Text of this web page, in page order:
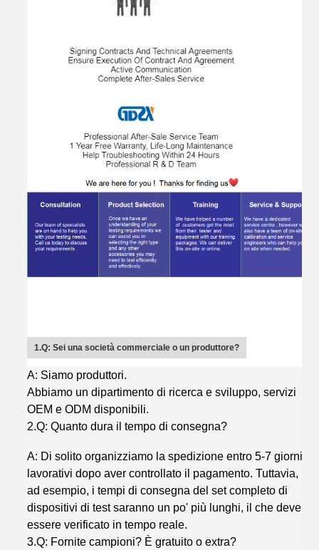
1.Q: Sei una società commerciale o un produttore?
A: Siamo produttori.
Abbiamo un dipartimento di ricerca e sviluppo, servizi
OEM e ODM disponibili.
2.Q: Quanto dura il tempo di consegna?
A: Di solito organizziamo la spedizione entro 5-7 giorni
lavorativi dopo aver controllato il pagamento. Tuttavia,
ad esempio, i tempi di consegna del set completo di
dispositivi di test saranno un po' più lunghi, il che deve
essere verificato in tempo reale.
3.Q: Fornite campioni? È gratuito o extra?